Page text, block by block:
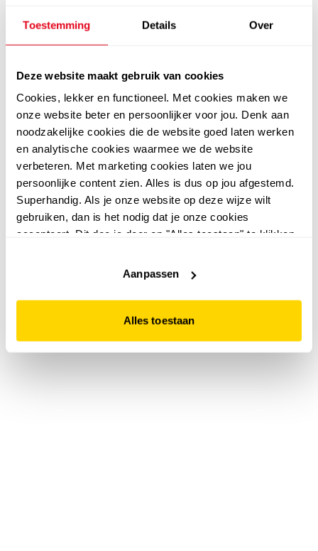
Toestemming Details Over
Deze website maakt gebruik van cookies
Cookies, lekker en functioneel. Met cookies maken we
onze website beter en persoonlijker voor jou. Denk aan
noodzakelijke cookies die de website goed laten werken
en analytische cookies waarmee we de website
verbeteren. Met marketing cookies laten we jou
persoonlijke content zien. Alles is dus op jou afgestemd.
Superhandig. Als je onze website op deze wijze wilt
gebruiken, dan is het nodig dat je onze cookies
accepteert. Dit doe je door op "Alles toestaan" te klikken.
website niet optimaal functioneert.
Aanpassen
Alles toestaan